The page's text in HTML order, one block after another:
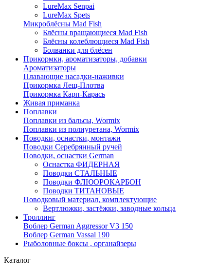
LureMax Senpai
LureMax Spets
Микроблёсны Mad Fish
Блёсны вращающиеся Mad Fish
Блёсны колеблющиеся Mad Fish
Болванки для блёсен
Прикормки, ароматизаторы, добавки
Ароматизаторы
Плавающие насадки-наживки
Прикормка Лещ-Плотва
Прикормка Карп-Карась
Живая приманка
Поплавки
Поплавки из бальсы, Wormix
Поплавки из полиуретана, Wormix
Поводки, оснастки, монтажи
Поводки Серебрянный ручей
Поводки, оснастки German
Оснастка ФИДЕРНАЯ
Поводки СТАЛЬНЫЕ
Поводки ФЛЮОРОКАРБОН
Поводки ТИТАНОВЫЕ
Поводковый материал, комплектующие
Вертлюжки, застёжки, заводные кольца
Троллинг
Воблер German Aggressor V3 150
Воблер German Vassal 190
Рыболовные боксы , органайзеры
Каталог